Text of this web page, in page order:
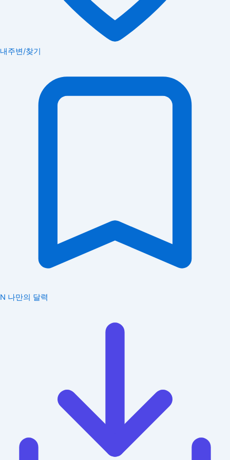
내주변/찾기
N 나만의 달력